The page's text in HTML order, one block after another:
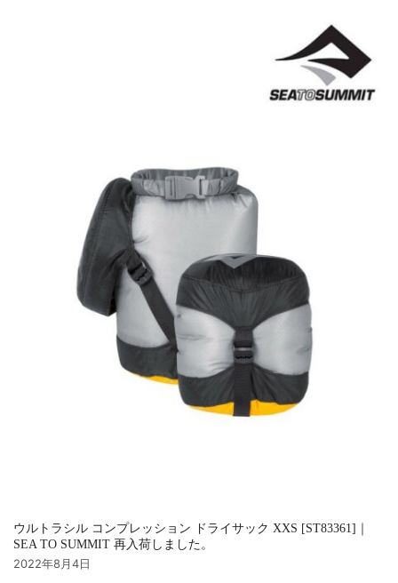
ウルトラシル コンプレッション ドライサック XXS [ST83361]｜
SEA TO SUMMIT 再入荷しました。
2022年8月4日